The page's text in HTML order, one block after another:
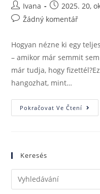
Ivana 2025. 20,
Žádný komentář
Hogyan nézne ki egy
– amikor már semmit
már tudja, hogy
hangozhat, mint…
Pokračovat Ve Čtení
Keresés